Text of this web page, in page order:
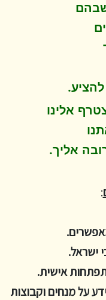
.
אלינו
אליך.
:
אישית.
על מנחים וקבוצות